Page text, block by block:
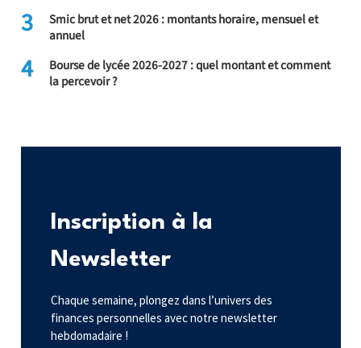
3
Smic brut et net 2026 : montants horaire, mensuel et
annuel
4
Bourse de lycée 2026-2027 : quel montant et comment
la percevoir ?
Inscription à la
Newsletter
Chaque semaine, plongez dans l’univers des
finances personnelles avec notre newsletter
hebdomadaire !